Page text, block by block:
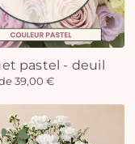
pastel - deuil
39,00 €